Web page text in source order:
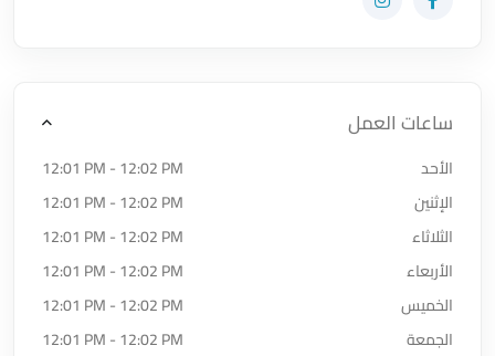
زيارة حساب المتجر على Facebook-f
زيارة حساب المتجر على Instagram
ساعات العمل
الأحد
12:01 PM - 12:02 PM
الإثنين
12:01 PM - 12:02 PM
الثلاثاء
12:01 PM - 12:02 PM
الأربعاء
12:01 PM - 12:02 PM
الخميس
12:01 PM - 12:02 PM
الجمعة
12:01 PM - 12:02 PM